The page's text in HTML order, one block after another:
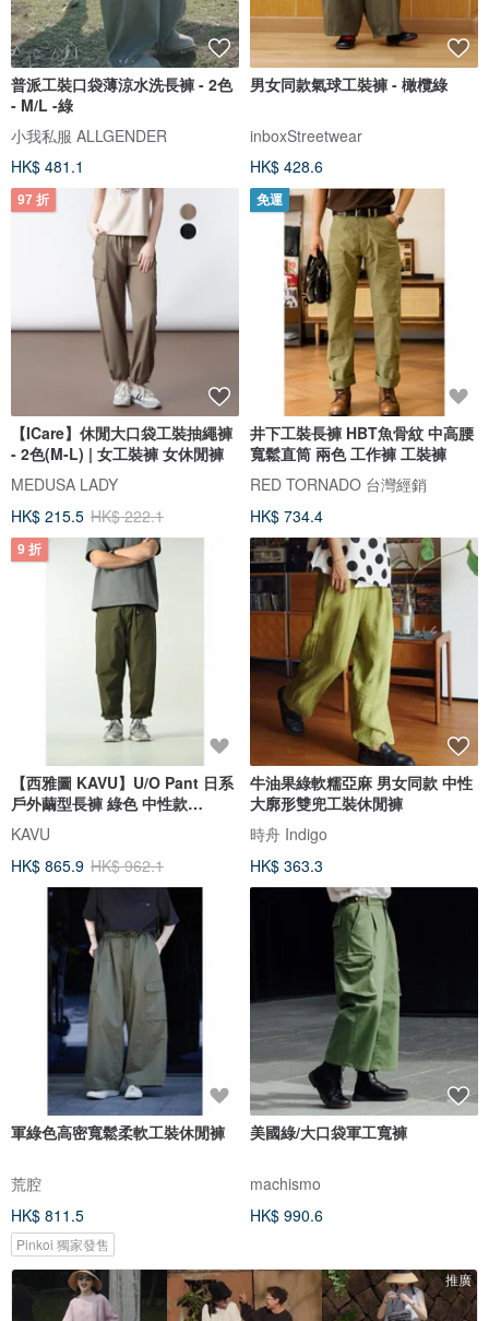
普派工裝口袋薄涼水洗長褲 - 2色
- M/L -綠
小我私服 ALLGENDER
HK$ 481.1
男女同款氣球工裝褲 - 橄欖綠
inboxStreetwear
HK$ 428.6
97 折
【ICare】休閒大口袋工裝抽繩褲
- 2色(M-L) | 女工裝褲 女休閒褲
MEDUSA LADY
HK$ 215.5 HK$ 222.1
免運
井下工裝長褲 HBT魚骨紋 中高腰
寬鬆直筒 兩色 工作褲 工裝褲
RED TORNADO 台灣經銷
HK$ 734.4
9 折
【西雅圖 KAVU】U/O Pant 日系
戶外繭型長褲 綠色 中性款
#LE002
KAVU
HK$ 865.9 HK$ 962.1
牛油果綠軟糯亞麻 男女同款 中性
大廓形雙兜工裝休閒褲
時舟 Indigo
HK$ 363.3
軍綠色高密寬鬆柔軟工裝休閒褲
荒腔
HK$ 811.5
Pinkoi 獨家發售
美國綠/大口袋軍工寬褲
machismo
HK$ 990.6
推廣